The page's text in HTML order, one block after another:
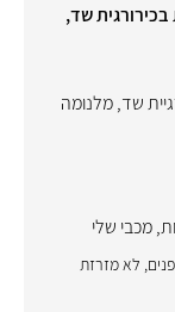
שד,
שד,מלנומה
,מכבי שלי
לא מזרזת